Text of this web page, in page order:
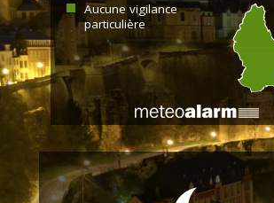
Aucune vigilance
particulière